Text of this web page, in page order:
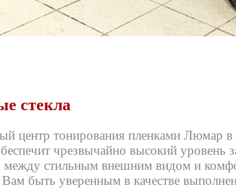
стекла
центр тонирования пленками Люмар
чрезвычайно высокий уровень
между стильным внешним видом и
Вам быть уверенным в качестве